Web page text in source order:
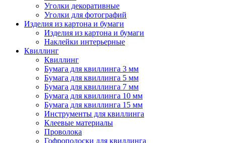
Уголки декоративные
Уголки для фотографий
Изделия из картона и бумаги
Изделия из картона и бумаги
Наклейки интерьерные
Квиллинг
Квиллинг
Бумага для квиллинга 3 мм
Бумага для квиллинга 5 мм
Бумага для квиллинга 7 мм
Бумага для квиллинга 10 мм
Бумага для квиллинга 15 мм
Инструменты для квиллинга
Клеевые материалы
Проволока
Гофрополоски для квиллинга